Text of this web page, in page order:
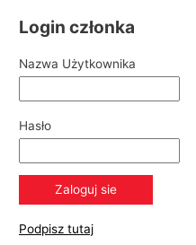
Login członka
Nazwa Użytkownika
Hasło
Podpisz tutaj